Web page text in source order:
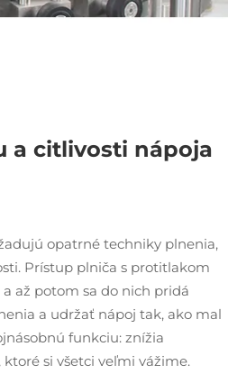
a citlivosti nápoja
opatrné techniky plnenia,
Prístup plniča s protitlakom
až potom sa do nich pridá
a udržať nápoj tak, ako mal
funkciu: znížia
si všetci veľmi vážime.